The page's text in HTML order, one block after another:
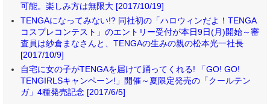
可能。楽しみ方は無限大 [2017/10/19]
TENGAになってみない!? 同社初の「ハロウィンだよ！TENGA
コスプレコンテスト」のエントリー受付が本日9日(月)開始～審
査員は紗倉まなさんと、TENGAの生みの親の松本光一社長
[2017/10/9]
自宅に女の子がTENGAを届けて踊ってくれる! 「GO! GO!
TENGIRLSキャンペーン!」開催～夏限定発売の「クールテン
ガ」4種発売記念 [2017/6/5]